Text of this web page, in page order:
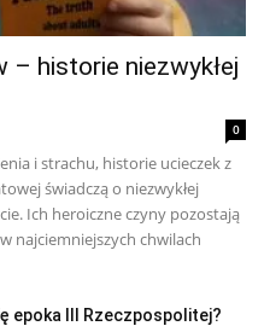
historie niezwykłej
0
i strachu, historie ucieczek z
świadczą o niezwykłej
Ich heroiczne czyny pozostają
najciemniejszych chwilach
epoka III Rzeczpospolitej?